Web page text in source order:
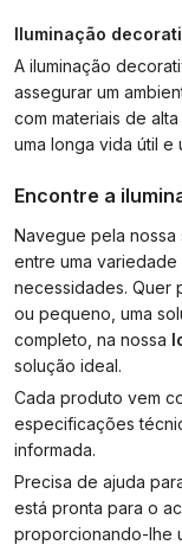
Iluminação
A iluminação
assegurar um
com materiais de
uma longa vida útil e
Encontre a
Navegue pela nossa
entre uma
necessidades. Quer
ou pequeno, uma
completo, na nossa
solução ideal.
Cada produto vem
especificações
informada.
Precisa de ajuda
está pronta para o
proporcionando-lhe